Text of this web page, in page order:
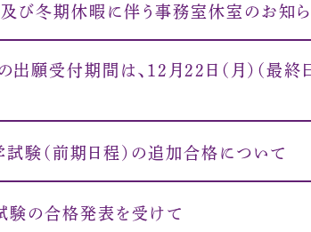
及び冬期休暇に伴う事務室休室のお知
出願受付期間は、12月22日（月）（最終
験（前期日程）の追加合格について
験の合格発表を受けて